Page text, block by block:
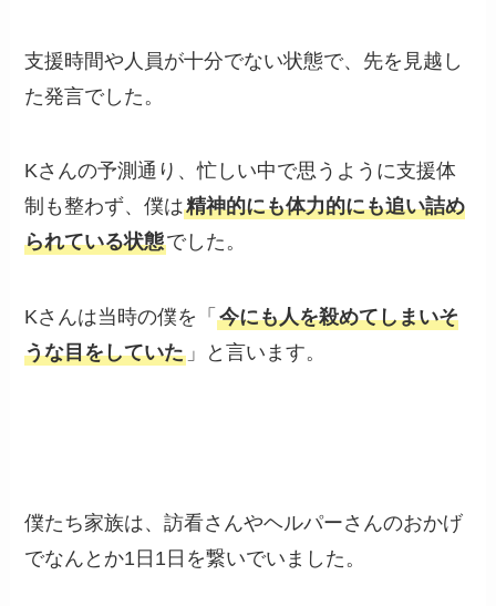
支援時間や人員が十分でない状態で、先を見越し
た発言でした。
Kさんの予測通り、忙しい中で思うように支援体
制も整わず、僕は精神的にも体力的にも追い詰め
られている状態でした。
Kさんは当時の僕を「今にも人を殺めてしまいそ
うな目をしていた 」と言います。
僕たち家族は、訪看さんやヘルパーさんのおかげ
でなんとか1日1日を繋いでいました。